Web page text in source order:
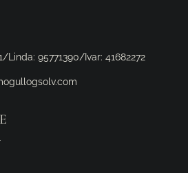
Linda: 95771390/Ivar: 41682272